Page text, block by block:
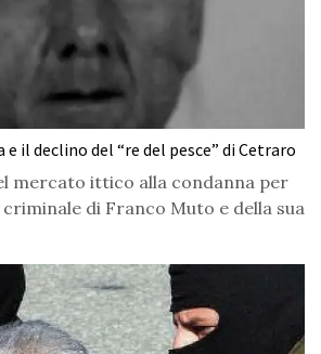
e il declino del “re del pesce” di Cetraro
mercato ittico alla condanna per
di Franco Muto e della sua